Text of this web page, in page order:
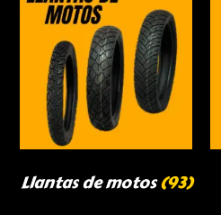
Llantas de motos(93)